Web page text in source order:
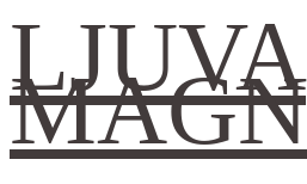
LJUVA